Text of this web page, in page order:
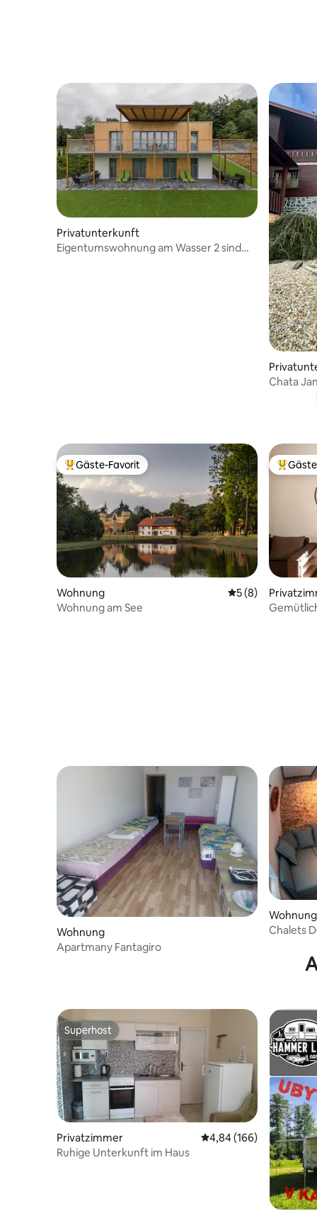
Privatunterkunft
Eigentumswohnung am Wasser 2 sind
Chata
Beliebter Gäste-Favorit.
Gäste-Favorit
Wohnung Durchschnittliche
5 (8)
Wohnung am See
Wohnung
Apartmany Fantagiro
Wohnung
Chalets
Superhost
Superhost
Privatzimmer Durchschnittliche
4,84 (166)
Ruhige Unterkunft im Haus